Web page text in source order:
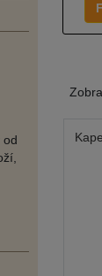
od